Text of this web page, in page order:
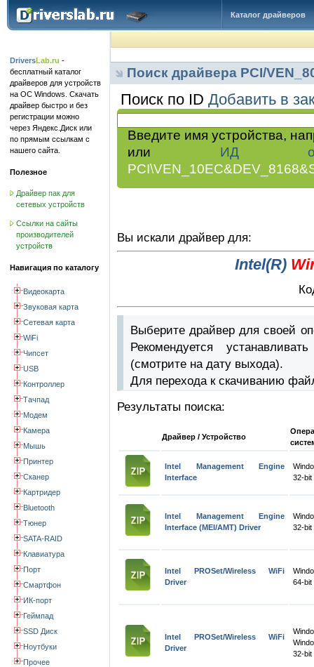
Каталог драйверов
DriversLab.ru -
бесплатный каталог
драйверов для устройств
на ОС Windows. Скачать
драйвер быстро и без
регистрации можно
через Яндекс.Диск или
по прямым ссылкам с
нашего сайта.
Полезное
Драйвер пак для
сетевых устройств
Ссылки на сайты
производителей
устройств
Навигация по каталогу
Видеокарта
Звуковая карта
Сетевая карта
WiFi
Чипсет
USB
Контроллер
Тачпад
Модем
Камера
Мышь
Принтер
Сканер
Картридер
Bluetooth
Тюнер
SATA-RAID
Клавиатура
Порт
Смартфон
ИК-порт
Геймпад
SSD Диск
Ноутбуки
Прочее
Поиск драйвера PCI/
Поиск по ID Добавить в
Введите имя устройства,
или ИД
Вы искали драйвер для:
Intel(R)
Выберите драйвер для своей
Рекомендуется
(смотрите на дату выхода).
Для перехода к скачиванию
Результаты поиска:
Драйвер / Устройство
Intel Management Engine
Interface
32-bit
Intel Management Engine
Interface (MEI/AMT) Driver
32-bit
Intel PROSet/Wireless WiFi
Driver
64-bit
Intel PROSet/Wireless WiFi
Driver
32-bit